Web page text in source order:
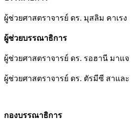
ผู้ช่วยศาสตราจารย์ ดร. มุสลิม คาเรง
ผู้ช่วยบรรณาธิการ
ผู้ช่วยศาสตราจารย์ ดร. รอฮานี มาแจ
ผู้ช่วยศาสตราจารย์ ดร. ตัรมีซี สาและ
กองบรรณาธิการ